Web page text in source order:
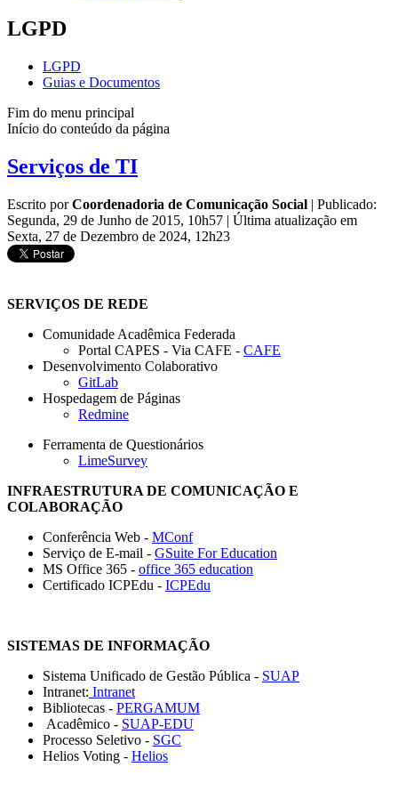
LGPD
LGPD
Guias e Documentos
Fim do menu principal
Início do conteúdo da página
Serviços de TI
Escrito porCoordenadoria de Comunicação Social | Publicado:
Segunda, 29 de Junho de 2015, 10h57 | Última atualização em
Sexta, 27 de Dezembro de 2024, 12h23
SERVIÇOS DE REDE
Comunidade Acadêmica Federada
Portal CAPES - Via CAFE - CAFE
Desenvolvimento Colaborativo
GitLab
Hospedagem de Páginas
Redmine
Ferramenta de Questionários
LimeSurvey
INFRAESTRUTURA DE COMUNICAÇÃO E
COLABORAÇÃO
Conferência Web - MConf
Serviço de E-mail - GSuite For Education
MS Office 365 - office 365 education
Certificado ICPEdu - ICPEdu
SISTEMAS DE INFORMAÇÃO
Sistema Unificado de Gestão Pública - SUAP
Intranet: Intranet
Bibliotecas - PERGAMUM
Acadêmico - SUAP-EDU
Processo Seletivo - SGC
Helios Voting - Helios